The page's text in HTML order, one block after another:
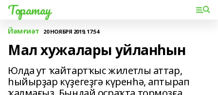
Торатау
Йәмғиәт 20 НОЯБРЯ 2019, 17:54
Мал хужалары уйланһын
Юлда ут ҡайтартҡыс жилетлы аттар,
һыйырҙар күҙегеҙгә күренһә, аптырап